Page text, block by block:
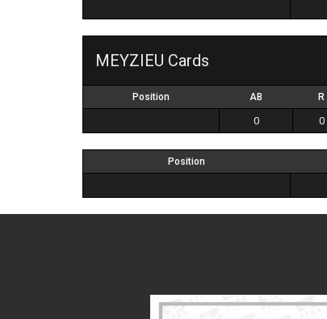
MEYZIEU Cards
Position AB R
0 0
Position